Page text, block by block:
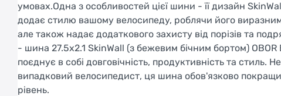
умовах.Одна з особливостей цієї шини - її дизайн
додає стилю вашому велосипеду, роблячи його
але також надає додаткового захисту від порізів та
- шина 27.5x2.1 SkinWall (з бежевим бічним бортом)
поєднує в собі довговічність, продуктивність та
випадковий велосипедист, ця шина обов'язково
рівень.